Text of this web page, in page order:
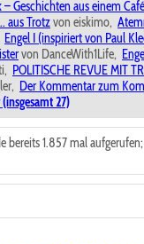
– Geschichten aus einem
aus Trotzvon eiskimo,
Engel I (inspiriert von Paul
von DanceWith1Life,
POLITISCHE REVUE MIT
Der Kommentar zum
27)
bereits 1.857 mal